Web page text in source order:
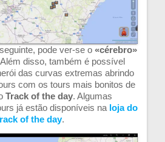
pode ver-se o «cérebro»
disso, também é possível
das curvas extremas abrindo
com os tours mais bonitos de
Track of the day. Algumas
já estão disponíveis na loja do
of the day.